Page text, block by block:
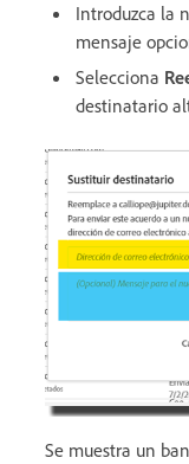
Introduzca la
mensaje
Selecciona
destinatario
Se muestra un